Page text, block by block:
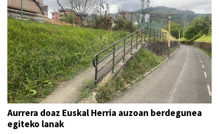
Aurrera doaz Euskal Herria auzoan berdegunea
egiteko lanak